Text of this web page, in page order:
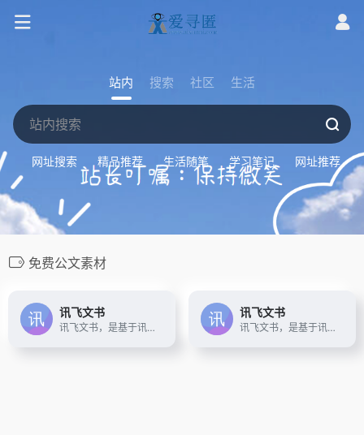
站内 搜索 社区 生活
网址搜索 精品推荐 生活随笔 学习笔记 网址推荐
免费公文素材
讯飞文书
讯飞文书，是基于讯飞星火大模型进行文书数据定制训练，面向文书写作群体推出的一款AI材料写作平台。 提供素材筹备、稿件撰写、审稿核稿全流程的功能辅助，为材料撰稿人进行写作提效；持续探索事务性工作场景下的高频诉求， 推出录音智记、以稿写稿等功能，致力于让相关人群大幅节约精力，工作更高效，生活更美好
讯飞文书
讯飞文书，是基于讯飞星火大模型进行文书数据定制训练，面向文书写作群体推出的一款AI材料写作平台。 提供素材筹备、稿件撰写、审稿核稿全流程的功能辅助，为材料撰稿人进行写作提效；持续探索事务性工作场景下的高频诉求， 推出录音智记、以稿写稿等功能，致力于让相关人群大幅节约精力，工作更高效，生活更美好